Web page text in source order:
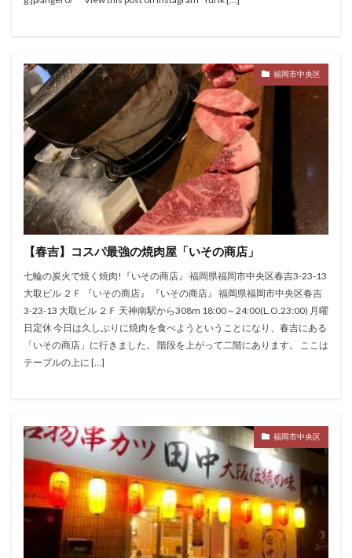
福岡市中央区
【春吉】コスパ最強の焼肉屋「いその商店」
七輪の炭火で焼く焼肉!『いその商店』 福岡県福岡市中央区春吉3-23-13
大取ビル ２Ｆ 『いその商店』 『いその商店』 福岡県福岡市中央区春吉
3-23-13 大取ビル ２Ｆ 天神南駅から308m 18:00～24:00(L.O.23:00) 月曜
日定休 今日は久しぶりに焼肉を食べようということになり、春吉にある
「いその商店」に行きました。 階段を上がって二階にあります。 ここは
テーブルの上に […]
福岡市中央区